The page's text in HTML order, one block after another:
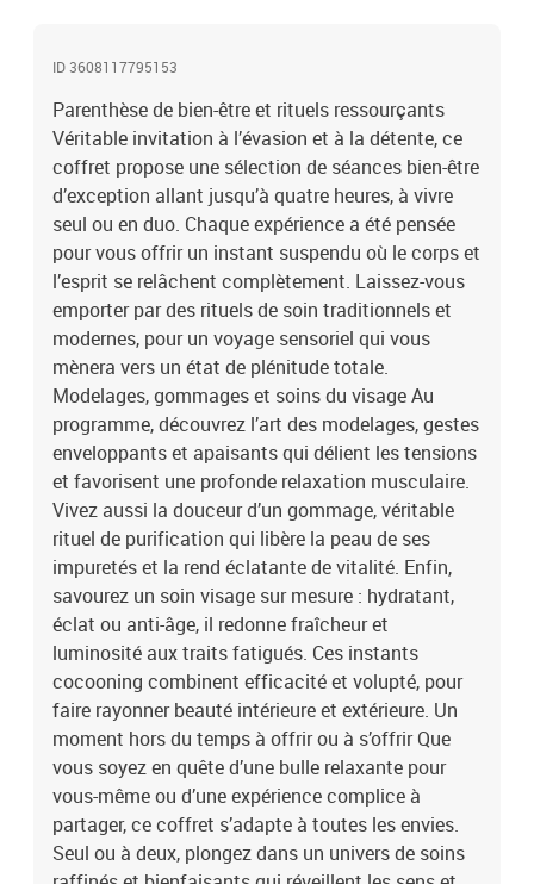
du quotidien et s’accorder une pause luxueuse, à vivre comme un
pour 1 ou 2 personnes511 centres proposant des rituels détente :
modelages, gommages ou soins visage
ID 3608117795153
Parenthèse de bien-être et rituels ressourçants
Véritable invitation à l’évasion et à la détente, ce
coffret propose une sélection de séances bien-être
d’exception allant jusqu’à quatre heures, à vivre
seul ou en duo. Chaque expérience a été pensée
pour vous offrir un instant suspendu où le corps et
l’esprit se relâchent complètement. Laissez-vous
emporter par des rituels de soin traditionnels et
modernes, pour un voyage sensoriel qui vous
mènera vers un état de plénitude totale.
Modelages, gommages et soins du visage Au
programme, découvrez l’art des modelages, gestes
enveloppants et apaisants qui délient les tensions
et favorisent une profonde relaxation musculaire.
Vivez aussi la douceur d’un gommage, véritable
rituel de purification qui libère la peau de ses
impuretés et la rend éclatante de vitalité. Enfin,
savourez un soin visage sur mesure : hydratant,
éclat ou anti-âge, il redonne fraîcheur et
luminosité aux traits fatigués. Ces instants
cocooning combinent efficacité et volupté, pour
faire rayonner beauté intérieure et extérieure. Un
moment hors du temps à offrir ou à s’offrir Que
vous soyez en quête d’une bulle relaxante pour
vous-même ou d’une expérience complice à
partager, ce coffret s’adapte à toutes les envies.
Seul ou à deux, plongez dans un univers de soins